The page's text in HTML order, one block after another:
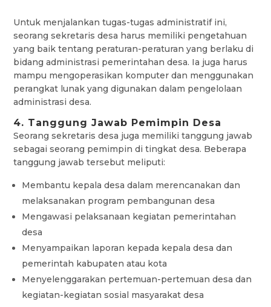
Untuk menjalankan tugas-tugas administratif ini,
seorang sekretaris desa harus memiliki pengetahuan
yang baik tentang peraturan-peraturan yang berlaku di
bidang administrasi pemerintahan desa. Ia juga harus
mampu mengoperasikan komputer dan menggunakan
perangkat lunak yang digunakan dalam pengelolaan
administrasi desa.
4. Tanggung Jawab Pemimpin Desa
Seorang sekretaris desa juga memiliki tanggung jawab
sebagai seorang pemimpin di tingkat desa. Beberapa
tanggung jawab tersebut meliputi:
Membantu kepala desa dalam merencanakan dan
melaksanakan program pembangunan desa
Mengawasi pelaksanaan kegiatan pemerintahan
desa
Menyampaikan laporan kepada kepala desa dan
pemerintah kabupaten atau kota
Menyelenggarakan pertemuan-pertemuan desa dan
kegiatan-kegiatan sosial masyarakat desa